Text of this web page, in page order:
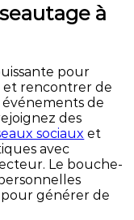
à
pour
et rencontrer de
de
des
sociaux et
avec
Le bouche-
pour générer de